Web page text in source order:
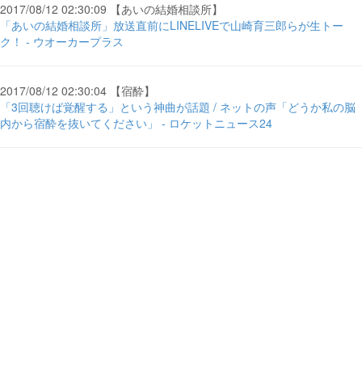
2017/08/12 02:30:09 【あいの結婚相談所】
「あいの結婚相談所」放送直前にLINELIVEで山崎育三郎らが生トー
ク！ - ウオーカープラス
2017/08/12 02:30:04 【宿酔】
「3回聴けば覚醒する」という神曲が話題 / ネットの声「どうか私の脳
内から宿酔を抜いてください」 - ロケットニュース24